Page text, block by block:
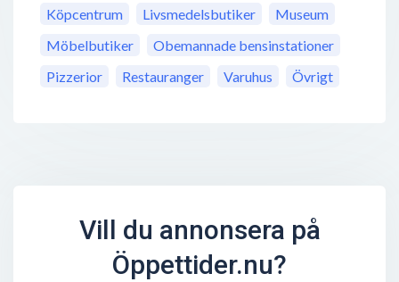
Köpcentrum
Livsmedelsbutiker
Museum
Möbelbutiker
Obemannade bensinstationer
Pizzerior
Restauranger Varuhus Övrigt
Vill du annonsera på
Öppettider.nu?